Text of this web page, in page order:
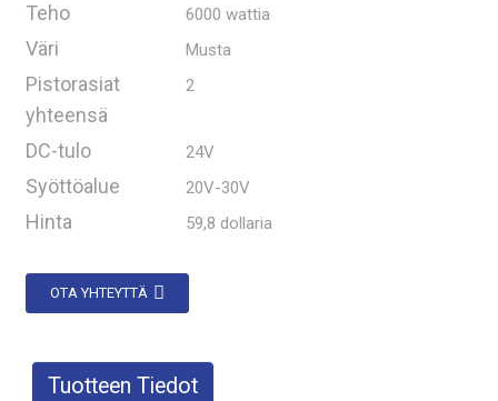
Teho 6000 wattia
Väri Musta
Pistorasiat
yhteensä
2
DC-tulo 24V
Syöttöalue 20V-30V
Hinta 59,8 dollaria
OTA YHTEYTTÄ
Tuotteen Tiedot